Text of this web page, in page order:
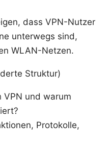
dass VPN-Nutzer
unterwegs sind,
WLAN-Netzen.
Struktur)
VPN und warum
Protokolle,